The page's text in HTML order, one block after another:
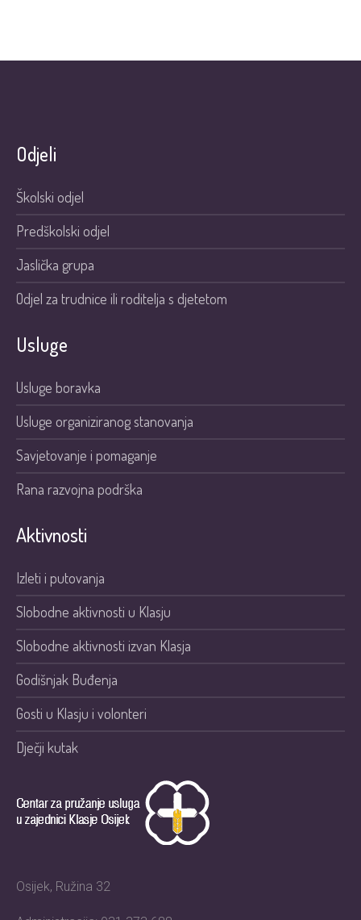
Odjeli
Školski odjel
Predškolski odjel
Jaslička grupa
Odjel za trudnice ili roditelja s djetetom
Usluge
Usluge boravka
Usluge organiziranog stanovanja
Savjetovanje i pomaganje
Rana razvojna podrška
Aktivnosti
Izleti i putovanja
Slobodne aktivnosti u Klasju
Slobodne aktivnosti izvan Klasja
Godišnjak Buđenja
Gosti u Klasju i volonteri
Dječji kutak
Osijek, Ružina 32